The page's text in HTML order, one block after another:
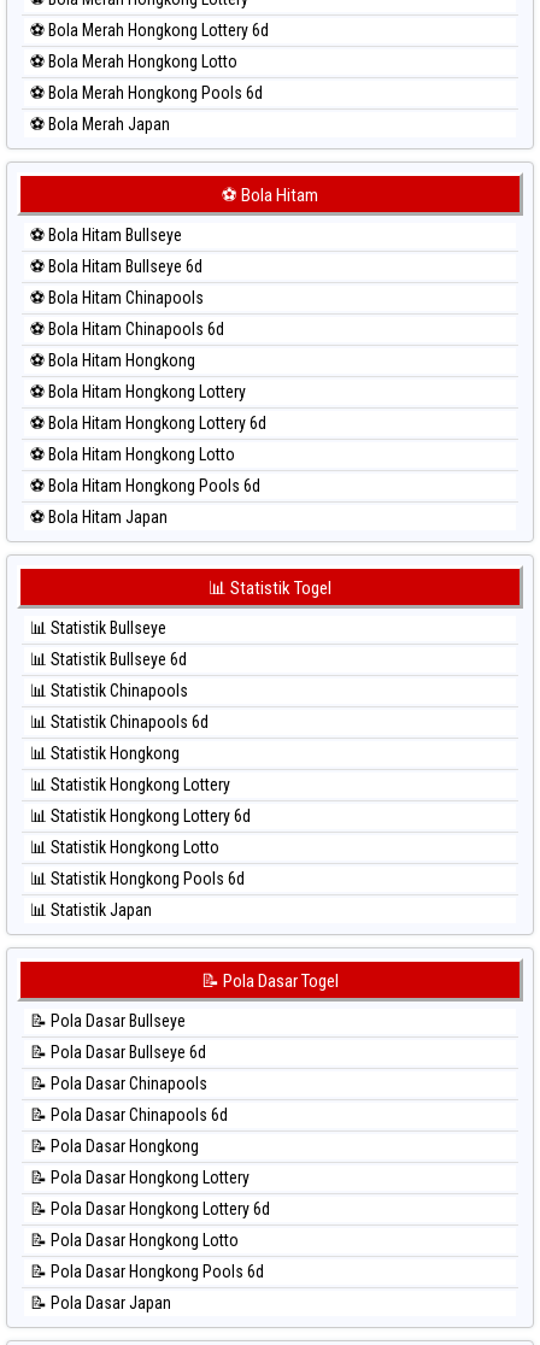
⚽ Bola Merah Hongkong Lottery 6d
⚽ Bola Merah Hongkong Lotto
⚽ Bola Merah Hongkong Pools 6d
⚽ Bola Merah Japan
⚽ Bola Merah Japan 6d
⚽ Bola Merah Kuda Lari
⚽ Bola Merah Magnum Cambodia
⚽ Bola Merah Nagoya
⚽ Bola Merah North Carolina Day
⚽ Bola Merah Pcso
⚽ Bola Merah Sao Paulo
⚽ Bola Merah Singapore
⚽ Bola Merah Sydney
⚽ Bola Merah Sydney Lottery
⚽ Bola Merah Sydney Lottery 6d
⚽ Bola Merah Sydney Lotto
⚽ Bola Merah Taiwan
⚽ Bola Hitam
⚽ Bola Hitam Bullseye
⚽ Bola Hitam Bullseye 6d
⚽ Bola Hitam Chinapools
⚽ Bola Hitam Chinapools 6d
⚽ Bola Hitam Hongkong
⚽ Bola Hitam Hongkong Lottery
⚽ Bola Hitam Hongkong Lottery 6d
⚽ Bola Hitam Hongkong Lotto
⚽ Bola Hitam Hongkong Pools 6d
⚽ Bola Hitam Japan
⚽ Bola Hitam Japan 6d
⚽ Bola Hitam Kuda Lari
⚽ Bola Hitam Magnum Cambodia
⚽ Bola Hitam Nagoya
⚽ Bola Hitam North Carolina Day
⚽ Bola Hitam Pcso
⚽ Bola Hitam Sao Paulo
⚽ Bola Hitam Singapore
⚽ Bola Hitam Sydney
⚽ Bola Hitam Sydney Lottery
⚽ Bola Hitam Sydney Lottery 6d
⚽ Bola Hitam Sydney Lotto
⚽ Bola Hitam Taiwan
📊 Statistik Togel
📊 Statistik Bullseye
📊 Statistik Bullseye 6d
📊 Statistik Chinapools
📊 Statistik Chinapools 6d
📊 Statistik Hongkong
📊 Statistik Hongkong Lottery
📊 Statistik Hongkong Lottery 6d
📊 Statistik Hongkong Lotto
📊 Statistik Hongkong Pools 6d
📊 Statistik Japan
📊 Statistik Japan 6d
📊 Statistik Kuda Lari
📊 Statistik Magnum Cambodia
📊 Statistik Nagoya
📊 Statistik New York Midday
📊 Statistik North Carolina Day
📊 Statistik Pcso
📊 Statistik Pennsylvania Day
📊 Statistik Sao Paulo
📊 Statistik Singapore
📊 Statistik Sydney
📊 Statistik Sydney Lottery
📝 Pola Dasar Togel
📝 Pola Dasar Bullseye
📝 Pola Dasar Bullseye 6d
📝 Pola Dasar Chinapools
📝 Pola Dasar Chinapools 6d
📝 Pola Dasar Hongkong
📝 Pola Dasar Hongkong Lottery
📝 Pola Dasar Hongkong Lottery 6d
📝 Pola Dasar Hongkong Lotto
📝 Pola Dasar Hongkong Pools 6d
📝 Pola Dasar Japan
📝 Pola Dasar Japan 6d